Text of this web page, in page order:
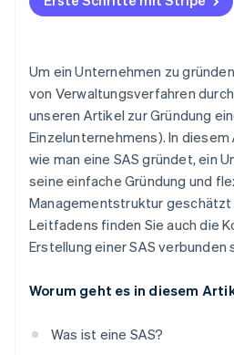
Um ein Unternehmen zu
von Verwaltungsverfahren
unseren Artikel zur Gründung
Einzelunternehmens). In
wie man eine SAS gründet, ein
seine einfache Gründung und
Managementstruktur geschätzt
Leitfadens finden Sie auch die
Erstellung einer SAS verbunden
Worum geht es in diesem
Was ist eine SAS?